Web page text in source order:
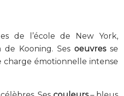
de l’école de New York,
de Kooning. Sesoeuvresse
charge émotionnelle intense